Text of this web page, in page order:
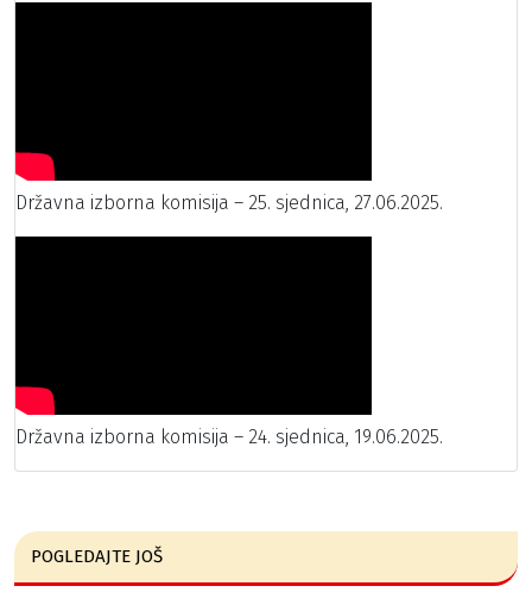
Državna izborna komisija – 25. sjednica, 27.06.2025.
Državna izborna komisija – 24. sjednica, 19.06.2025.
POGLEDAJTE JOŠ